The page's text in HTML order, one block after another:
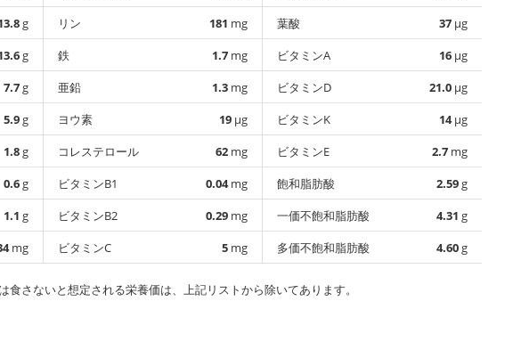
g
g
7.7g
5.9g
1.8g
0.6g
1.1 g
mg
リン
181 mg
鉄
1.7 mg
亜鉛
1.3 mg
ヨウ素
19 µg
コレステロール
62 mg
ビタミンB1
0.04mg
ビタミンB2
0.29 mg
ビタミンC
5 mg
葉酸
37 µg
ビタミンA
16 µg
ビタミンD
21.0 µg
ビタミンK
14µg
ビタミンE
2.7 mg
飽和脂肪酸
2.59g
一価不飽和脂肪酸
4.31 g
多価不飽和脂肪酸
4.60g
食さないと想定される栄養価は、上記リストから除いてあります。